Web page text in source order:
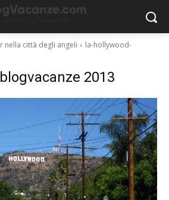
nella città degli angeli
la-hollywood-
2013